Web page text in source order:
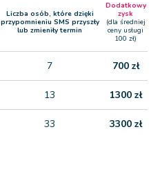
Liczba osób, które dzięki
przypomnieniu SMS przyszły
lub zmieniły termin
Dodatkowy
zysk
(dla średniej
ceny usługi
100 zł)
7 700 zł
13 1300 zł
33 3300 zł